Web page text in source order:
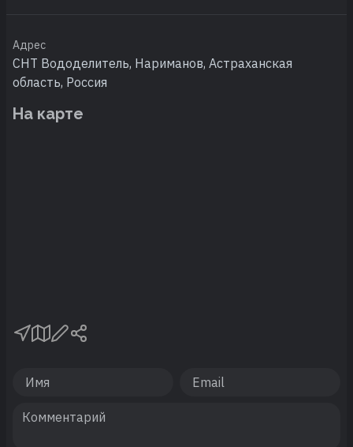
Адрес
СНТ Вододелитель, Нариманов, Астраханская
область, Россия
На карте